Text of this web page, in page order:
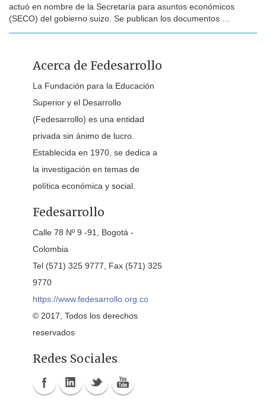
actuó en nombre de la Secretaría para asuntos económicos
(SECO) del gobierno suizo. Se publican los documentos ...
Acerca de Fedesarrollo
La Fundación para la Educación
Superior y el Desarrollo
(Fedesarrollo) es una entidad
privada sin ánimo de lucro.
Establecida en 1970, se dedica a
la investigación en temas de
política económica y social.
Fedesarrollo
Calle 78 Nº 9 -91, Bogotá -
Colombia
Tel (571) 325 9777, Fax (571) 325
9770
https://www.fedesarrollo.org.co
© 2017, Todos los derechos
reservados
Redes Sociales